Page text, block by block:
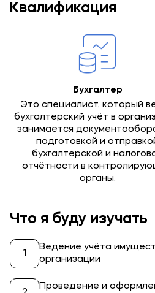
Квалификация
Бухгалтер
Это специалист, который
бухгалтерский учёт в
занимается
подготовкой и
бухгалтерской и
отчётности в
органы.
Что я буду изучать
Ведение учёта
организации
Проведение и